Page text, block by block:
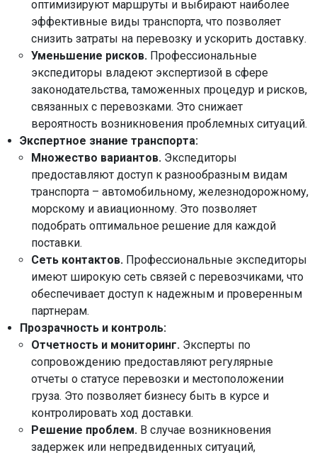
оптимизируют маршруты и выбирают наиболее
эффективные виды транспорта, что позволяет
снизить затраты на перевозку и ускорить доставку.
Уменьшение рисков. Профессиональные
экспедиторы владеют экспертизой в сфере
законодательства, таможенных процедур и рисков,
связанных с перевозками. Это снижает
вероятность возникновения проблемных ситуаций.
Экспертное знание транспорта:
Множество вариантов. Экспедиторы
предоставляют доступ к разнообразным видам
транспорта – автомобильному, железнодорожному,
морскому и авиационному. Это позволяет
подобрать оптимальное решение для каждой
поставки.
Сеть контактов. Профессиональные экспедиторы
имеют широкую сеть связей с перевозчиками, что
обеспечивает доступ к надежным и проверенным
партнерам.
Прозрачность и контроль:
Отчетность и мониторинг. Эксперты по
сопровождению предоставляют регулярные
отчеты о статусе перевозки и местоположении
груза. Это позволяет бизнесу быть в курсе и
контролировать ход доставки.
Решение проблем. В случае возникновения
задержек или непредвиденных ситуаций,